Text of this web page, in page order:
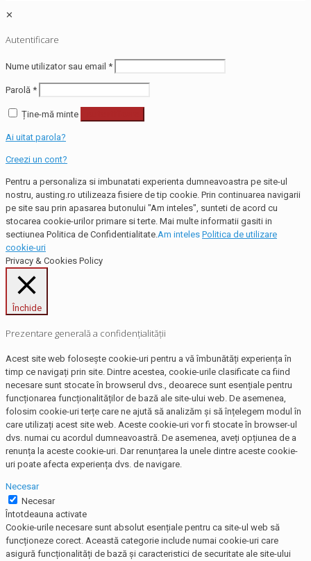
✕
Autentificare
Nume utilizator sau email *
Parolă *
Ține-mă minte
Ai uitat parola?
Creezi un cont?
Pentru a personaliza si imbunatati experienta dumneavoastra pe site-ul
nostru, austing.ro utilizeaza fisiere de tip cookie. Prin continuarea navigarii
pe site sau prin apasarea butonului "Am inteles", sunteti de acord cu
stocarea cookie-urilor primare si terte. Mai multe informatii gasiti in
sectiunea Politica de Confidentialitate. Am inteles Politica de utilizare
cookie-uri
Privacy & Cookies Policy
Închide
Prezentare generală a confidențialității
Acest site web folosește cookie-uri pentru a vă îmbunătăți experiența în
timp ce navigați prin site. Dintre acestea, cookie-urile clasificate ca fiind
necesare sunt stocate în browserul dvs., deoarece sunt esențiale pentru
funcționarea funcționalităților de bază ale site-ului web. De asemenea,
folosim cookie-uri terțe care ne ajută să analizăm și să înțelegem modul în
care utilizați acest site web. Aceste cookie-uri vor fi stocate în browser-ul
dvs. numai cu acordul dumneavoastră. De asemenea, aveți opțiunea de a
renunța la aceste cookie-uri. Dar renunțarea la unele dintre aceste cookie-
uri poate afecta experiența dvs. de navigare.
Necesar
Necesar
Întotdeauna activate
Cookie-urile necesare sunt absolut esențiale pentru ca site-ul web să
funcționeze corect. Această categorie include numai cookie-uri care
asigură funcționalități de bază și caracteristici de securitate ale site-ului